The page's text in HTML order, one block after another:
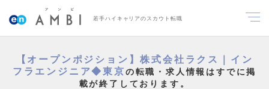
若手ハイキャリアのスカウト転職
【オープンポジション】株式会社ラクス｜イン
フラエンジニア◆東京の転職・求人情報はすでに掲
載が終了しております。